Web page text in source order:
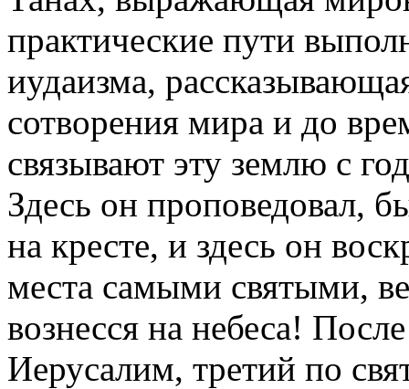
практические пути
иудаизма,
сотворения мира и до
связывают эту землю с
Здесь он проповедовал,
на кресте, и здесь он
места самыми святыми,
вознесся на небеса!
Иерусалим, третий по